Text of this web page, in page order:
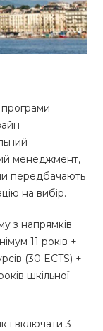
менеджмент,
передбачають
на вибір.
з напрямків
11 років +
(30 ECTS) +
шкільної
і включати 3